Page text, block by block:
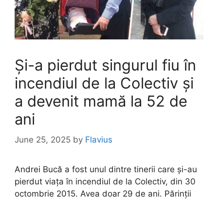
Și-a pierdut singurul fiu în
incendiul de la Colectiv și
a devenit mamă la 52 de
ani
June 25, 2025 by Flavius
Andrei Bucă a fost unul dintre tinerii care și-au
pierdut viața în incendiul de la Colectiv, din 30
octombrie 2015. Avea doar 29 de ani. Părinții